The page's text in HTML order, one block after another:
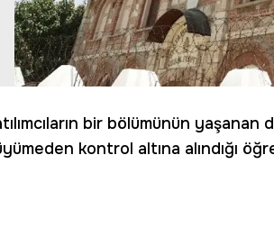
bir bölümünün
kontrol altına alındığı